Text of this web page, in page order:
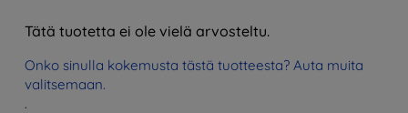
Tätä tuotetta ei ole vielä arvosteltu.
Onko sinulla kokemusta tästä tuotteesta? Auta muita
valitsemaan.
.